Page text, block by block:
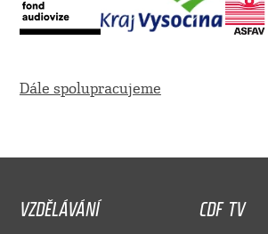
Dále spolupracujeme
VZDĚLÁVÁNÍ
CDF TV